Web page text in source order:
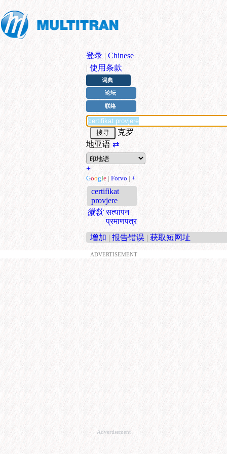
登录 | Chinese
| 使用条款
词典
论坛
联络
克罗
地亚语 ⇄
+
Google | Forvo | +
certifikat
provjere
微软 सत्यापन
प्रमाणपत्र
增加 | 报告错误 | 获取短网址
ADVERTISEMENT
Advertisement